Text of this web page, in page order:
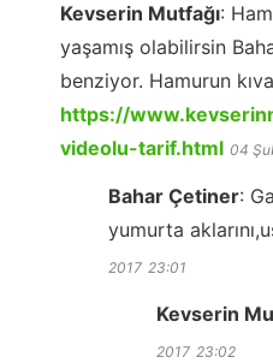
Kevserin Mutfağı:
yaşamış olabilirsin
benziyor. Hamurun
https://
videolu-tarif.html 04
Bahar Çetiner:
yumurta
2017 23:01
Kevserin
2017 23:02